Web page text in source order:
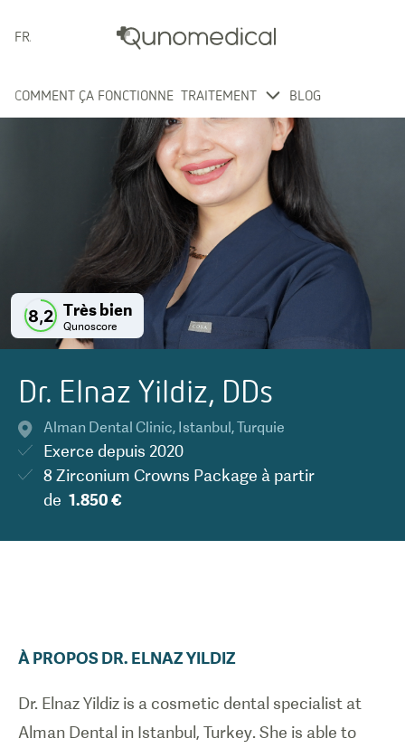
FRANÇAIS
COMMENT ÇA FONCTIONNE TRAITEMENT BLOG
8,2 Très bien
Qunoscore
Dr. Elnaz Yildiz, DDs
Alman Dental Clinic, Istanbul,Turquie
Exerce depuis 2020
8 Zirconium Crowns Package à partir
de 1.850 €
À PROPOSDR. ELNAZYILDIZ
Dr. Elnaz Yildiz is a cosmetic dental specialist at
Alman Dental in Istanbul, Turkey. She is able to